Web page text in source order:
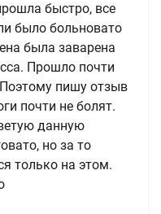
быстро, все
было больновато
была заварена
Прошло почти
пишу отзыв
почти не болят.
данную
но за то
только на этом.